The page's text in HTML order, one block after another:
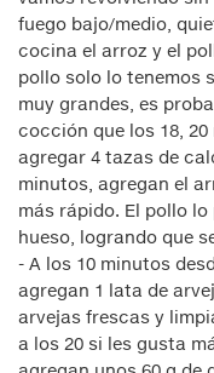
fuego bajo/medio,
cocina el arroz y el
pollo solo lo tenemos
muy grandes, es
cocción que los 18,
agregar 4 tazas de
minutos, agregan el
más rápido. El pollo
hueso, logrando que
- A los 10 minutos
agregan 1 lata de
arvejas frescas y
a los 20 si les gusta